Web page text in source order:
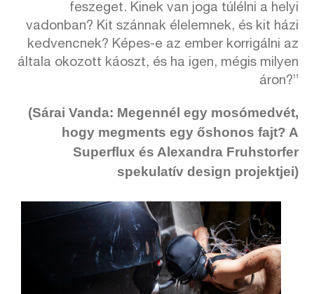
feszeget. Kinek van joga túlélni a helyi
vadonban? Kit szánnak élelemnek, és kit házi
kedvencnek? Képes-e az ember korrigálni az
általa okozott káoszt, és ha igen, mégis milyen
áron?”
(Sárai Vanda: Megennél egy mosómedvét,
hogy megments egy őshonos fajt? A
Superflux és Alexandra Fruhstorfer
spekulatív design projektjei)